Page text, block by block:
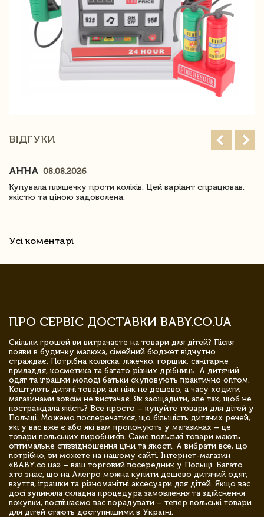
ВІДГУКИ
АННА 08.08.2026
Купувала пляшечку проти коліків. Цей варіант спрацював.
якістю та ціною задоволена.
Усі коментарі
ПРО СЕРВІС ДОСТАВКИ BABY.CO.UA
Скільки грошей ви витрачаєте на товари для дітей? Після
появи в будинку малюка, сімейний бюджет відчутно
страждає. Потрібна коляска, ліжечко, горщик, санітарне
приладдя, косметика та багато різних дрібниць. А дитячий
одяг та іграшки молоді батьки скуповують практично оптом.
Коштують дитячі товари аж ніяк не дешево, а часу ходити
магазинами зовсім не вистачає. Як заощадити, але так, щоб не
постраждала якість? Все просто – купуйте товари для дітей у
Польщі. Можемо посперечатися, що більшість дитячих речей,
які у вас вже є або які вам пропонують у магазинах – це
товари польських виробників. Саме польські товари мають
оптимальне співвідношення ціни та якості. А вибрати все, що
потрібно, ви можете на нашому сайті. Інтернет-магазин
«BABY.co.ua» – ваш торговий посередник у Польщі. Багато
хто знає, що на Алегро можна купити дешево дитячий одяг,
взуття, іграшки та різноманітні аксесуари для дітей. Якщо вас
досі зупиняла складна процедура замовлення та здійснення
покупки, поспішаємо вас порадувати – тепер польські товари
для дітей стають доступнішими в Україні.